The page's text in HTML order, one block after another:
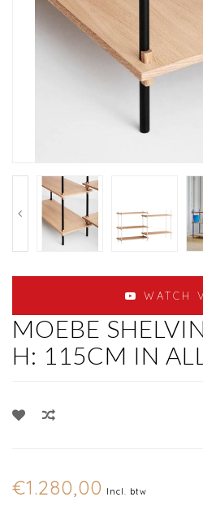
WATCH
MOEBE
H: 115CM IN
€1.280,00 Incl. btw